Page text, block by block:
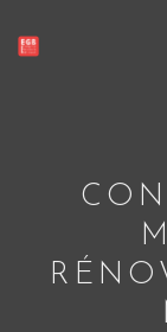
Isolation intérieur et